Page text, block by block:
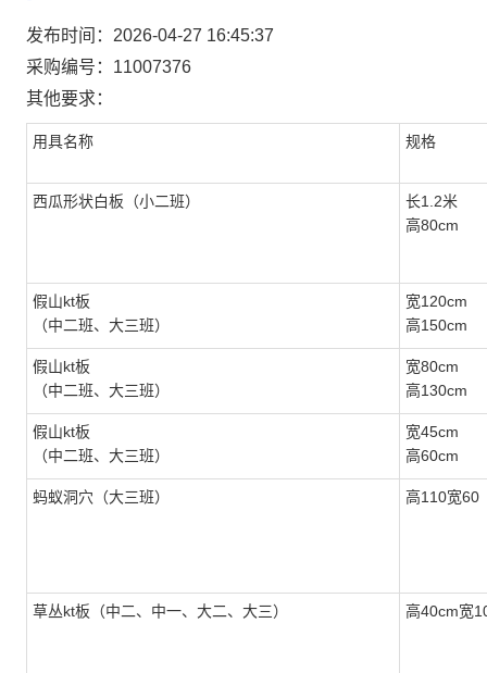
发布时间：2026-04-27 16:45:37
采购编号：11007376
其他要求：
用具名称 规格
西瓜形状白板（小二班）
长1.2米
高80cm
假山kt板
（中二班、大三班）
宽120cm
高150cm
假山kt板
（中二班、大三班）
宽80cm
高130cm
假山kt板
（中二班、大三班）
宽45cm
高60cm
蚂蚁洞穴（大三班） 高110宽60
草丛kt板（中二、中一、大二、大三） 高40cm宽